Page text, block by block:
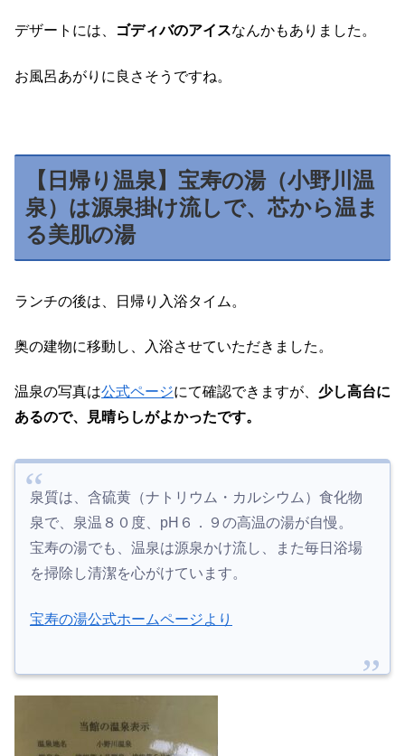
デザートには、 ゴディバのアイスなんかもありました。
お風呂あがりに良さそうですね。
【日帰り温泉】宝寿の湯（小野川温
泉）は源泉掛け流しで、芯から温ま
る美肌の湯
ランチの後は、日帰り入浴タイム。
奥の建物に移動し、入浴させていただきました。
温泉の写真は公式ページにて確認できますが、 少し高台に
あるので、見晴らしがよかったです。
泉質は、含硫黄（ナトリウム・カルシウム）食化物
泉で、泉温８０度、pH６．９の高温の湯が自慢。
宝寿の湯でも、温泉は源泉かけ流し、また毎日浴場
を掃除し清潔を心がけています。
宝寿の湯公式ホームページより